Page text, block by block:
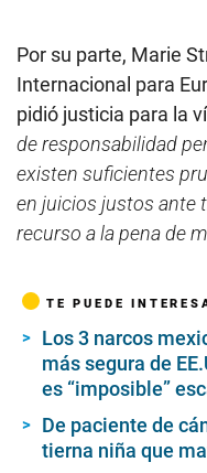
Por su parte, Marie
Internacional para
pidió justicia para la
de responsabilidad
existen suficientes
en juicios justos ante
recurso a la pena de
TE PUEDE
Los 3 narcos
más segura de
es “imposible”
De paciente de
tierna niña que